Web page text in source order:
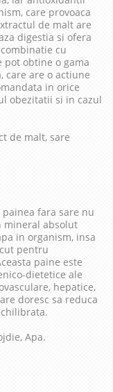
care provoaca
de malt are
digestia si ofera
cu
pot obtine o gama
care are o actiune
in orice
obezitatii si in cazul
de malt, sare
fara sare nu
mineral absolut
in organism, insa
pentru
paine este
dietetice ale
hepatice,
doresc sa reduca
Apa.